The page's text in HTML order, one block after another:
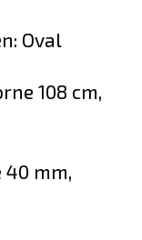
Oval
108 cm,
40 mm,